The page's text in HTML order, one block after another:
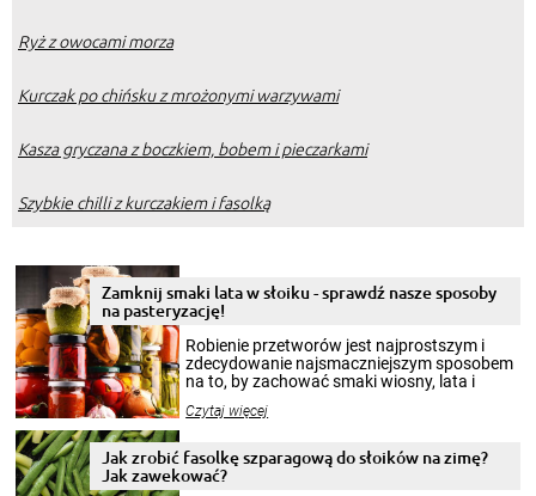
Ryż z owocami morza
Kurczak po chińsku z mrożonymi warzywami
Kasza gryczana z boczkiem, bobem i pieczarkami
Szybkie chilli z kurczakiem i fasolką
Zamknij smaki lata w słoiku - sprawdź nasze sposoby
na pasteryzację!
Robienie przetworów jest najprostszym i
zdecydowanie najsmaczniejszym sposobem
na to, by zachować smaki wiosny, lata i
krajobrazów, by cieszyć nimi oko w sezonie
pełni poczuć atmosferę cieplejszych
miesięcy. Przygotowanie słoików ze
Czytaj więcej
Jak zrobić fasolkę szparagową do słoików na zimę?
Jak zawekować?